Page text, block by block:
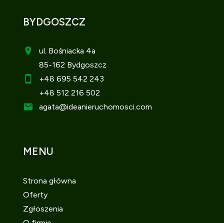
BYDGOSZCZ
ul. Bośniacka 4a
85-162 Bydgoszcz
+48 695 542 243
+48 512 216 502
agata@ideanieruchomosci.com
MENU
Strona główna
Oferty
Zgłoszenia